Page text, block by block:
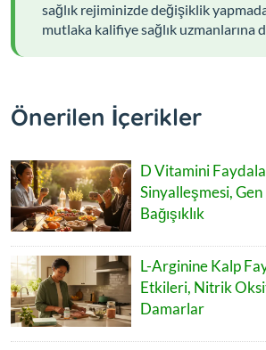
sağlık rejiminizde değişiklik
mutlaka kalifiye sağlık uzmanlarına
Önerilen İçerikler
D Vitamini
Sinyalleşmesi,
Bağışıklık
L-Arginine Kalp
Etkileri, Nitrik
Damarlar